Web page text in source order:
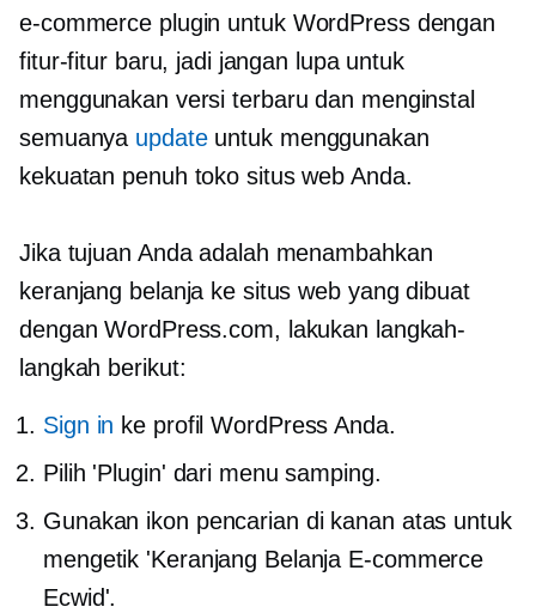
e-commerce plugin untuk WordPress dengan
fitur-fitur baru, jadi jangan lupa untuk
menggunakan versi terbaru dan menginstal
semuanya updateuntuk menggunakan
kekuatan penuh toko situs web Anda.
Jika tujuan Anda adalah menambahkan
keranjang belanja ke situs web yang dibuat
dengan WordPress.com, lakukan langkah-
langkah berikut:
Sign in ke profil WordPress Anda.
Pilih 'Plugin' dari menu samping.
Gunakan ikon pencarian di kanan atas untuk
mengetik 'Keranjang Belanja E-commerce
Ecwid'.